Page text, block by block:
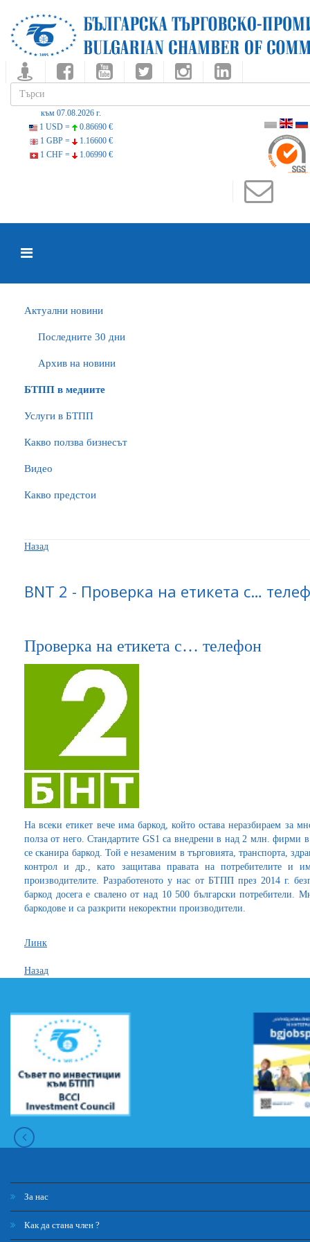
към 07.08.2026 г.
1 USD =
0.86690 €
1 GBP =
1.16600 €
1 CHF =
1.06990 €
Актуални новини
Последните 30 дни
Архив на новини
БTПП в медиите
Услуги в БТПП
Какво ползва бизнесът
Видео
Какво предстои
Назад
BNT 2 - Проверка на етикета с…
Проверка на етикета с… телефон
На всеки етикет вече има баркод, който остава неразбираем за
полза от него. Стандартите GS1 са внедрени в над 2 млн. фирми
се сканира баркод. Той е незаменим в търговията, транспорта,
контрол и др., като защитава правата на потребителите и
производителите. Разработеното у нас от БТПП през 2014 г.
баркод досега е свалено от над 10 500 български потребители.
баркодове и са разкрити некоректни производители.
Линк
Назад
За нас
Как да стана член ?